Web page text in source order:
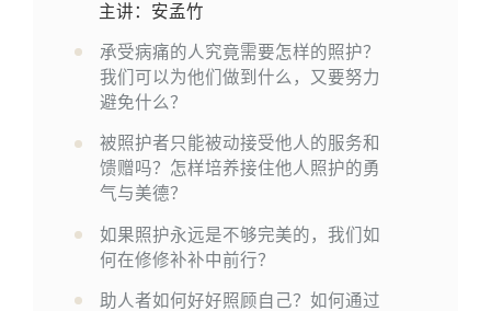
主讲：安孟竹
承受病痛的人究竟需要怎样的照护？
我们可以为他们做到什么，又要努力
避免什么？
被照护者只能被动接受他人的服务和
馈赠吗？怎样培养接住他人照护的勇
气与美德？
如果照护永远是不够完美的，我们如
何在修修补补中前行？
助人者如何好好照顾自己？如何通过